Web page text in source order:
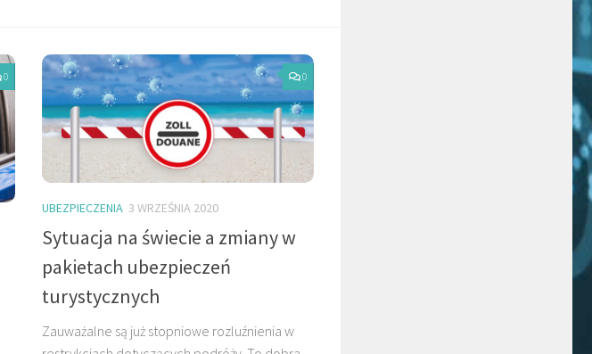
0 0
UBEZPIECZENIA 3 WRZEŚNIA 2020
Sytuacja na świecie a zmiany w
pakietach ubezpieczeń
turystycznych
Zauważalne są już stopniowe rozluźnienia w